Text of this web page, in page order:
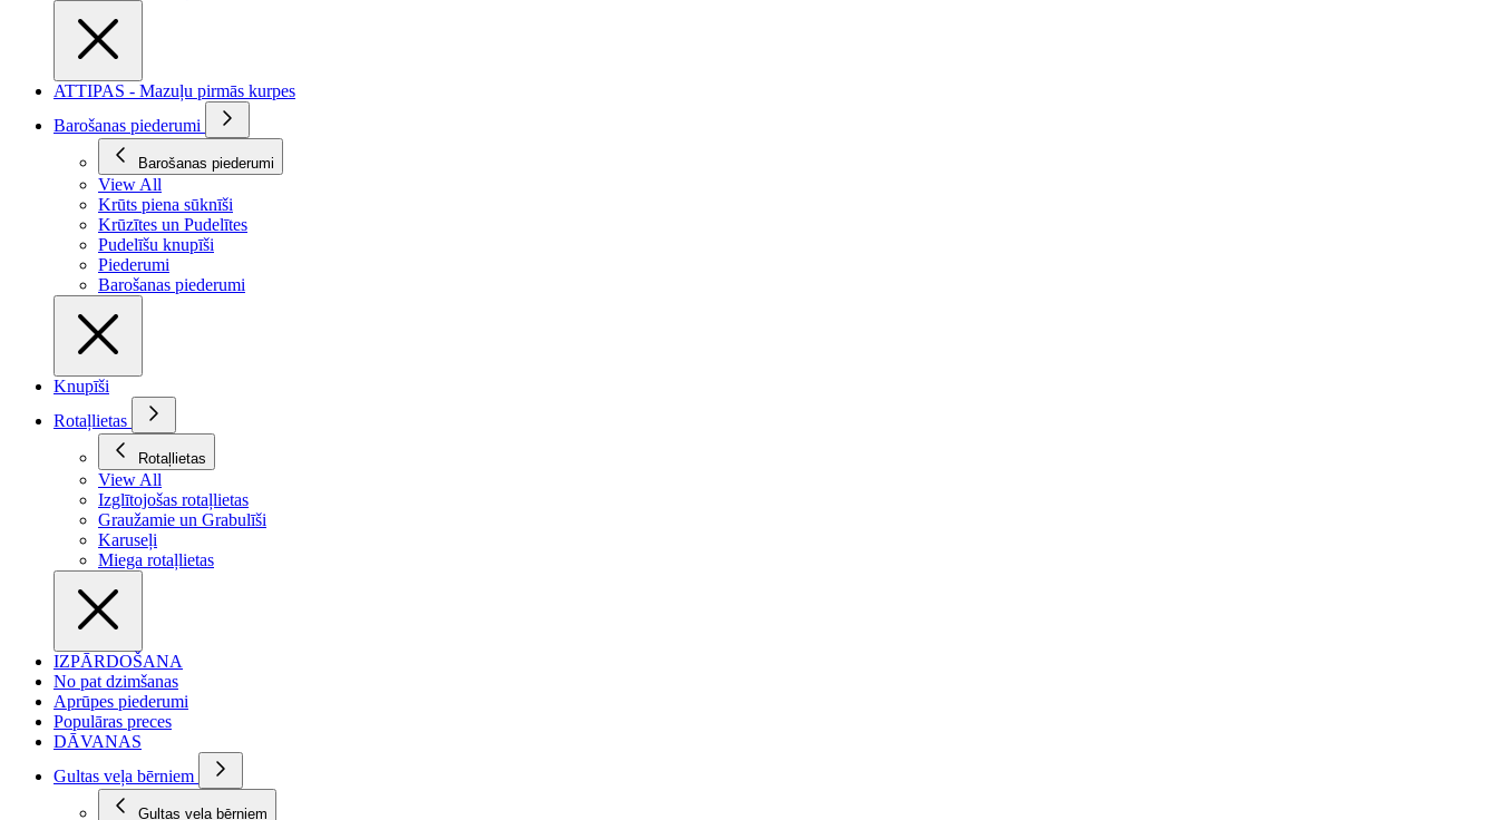
ATTIPAS - Mazuļu pirmās kurpes
Barošanas piederumi
Barošanas piederumi
View All
Krūts piena sūknīši
Krūzītes un Pudelītes
Pudelīšu knupīši
Piederumi
Barošanas piederumi
Knupīši
Rotaļlietas
Rotaļlietas
View All
Izglītojošas rotaļlietas
Graužamie un Grabulīši
Karuseļi
Miega rotaļlietas
IZPĀRDOŠANA
No pat dzimšanas
Aprūpes piederumi
Populāras preces
DĀVANAS
Gultas veļa bērniem
Gultas veļa bērniem